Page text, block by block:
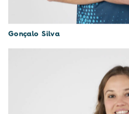
Gonçalo Silva